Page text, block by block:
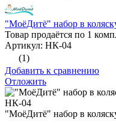
"МоёДитё" набор в
Товар продаётся по 1
Артикул: НК-04
(1)
Добавить к сравнению
Отложить
"МоёДитё" набор в